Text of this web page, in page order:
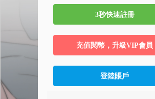
3秒快速註冊
充值閱幣，升級VIP會員
登陸賬戶